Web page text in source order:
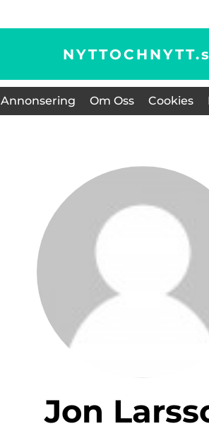
NYTTOCHNYTT.
Annonsering Om Oss Cookies
Jon